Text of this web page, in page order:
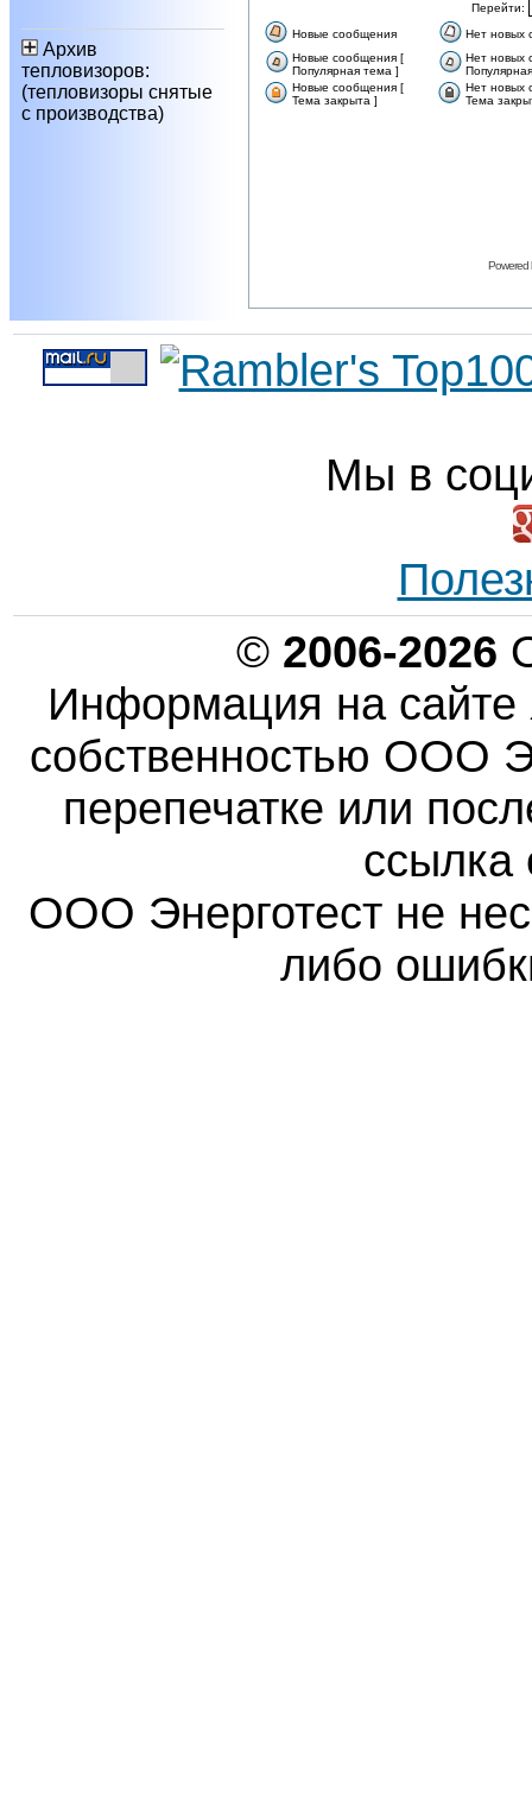
Архив
тепловизоров:
(тепловизоры снятые
с производства)
Перейти:
Новые сообщения
Нет новых
Новые сообщения [
Популярная тема ]
Нет новых
Новые сообщения [
Тема закрыта ]
Нет новых
Тема
Powered
Мы в
© 2006-2026
Информация на сайте
собственностью ООО
перепечатке или
ссылка
ООО Энерготест не
либо